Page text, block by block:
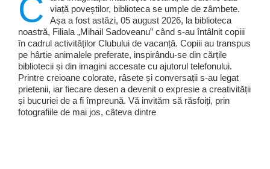
C
viață poveștilor, biblioteca se umple de zâmbete.
Așa a fost astăzi, 05 august 2026, la biblioteca
noastră, Filiala „Mihail Sadoveanu” când s-au întâlnit copiii
în cadrul activităților Clubului de vacanță. Copiii au transpus
pe hârtie animalele preferate, inspirându-se din cărțile
bibliotecii și din imagini accesate cu ajutorul telefonului.
Printre creioane colorate, râsete și conversații s-au legat
prietenii, iar fiecare desen a devenit o expresie a creativității
și bucuriei de a fi împreună. Vă invităm să răsfoiți, prin
fotografiile de mai jos, câteva dintre